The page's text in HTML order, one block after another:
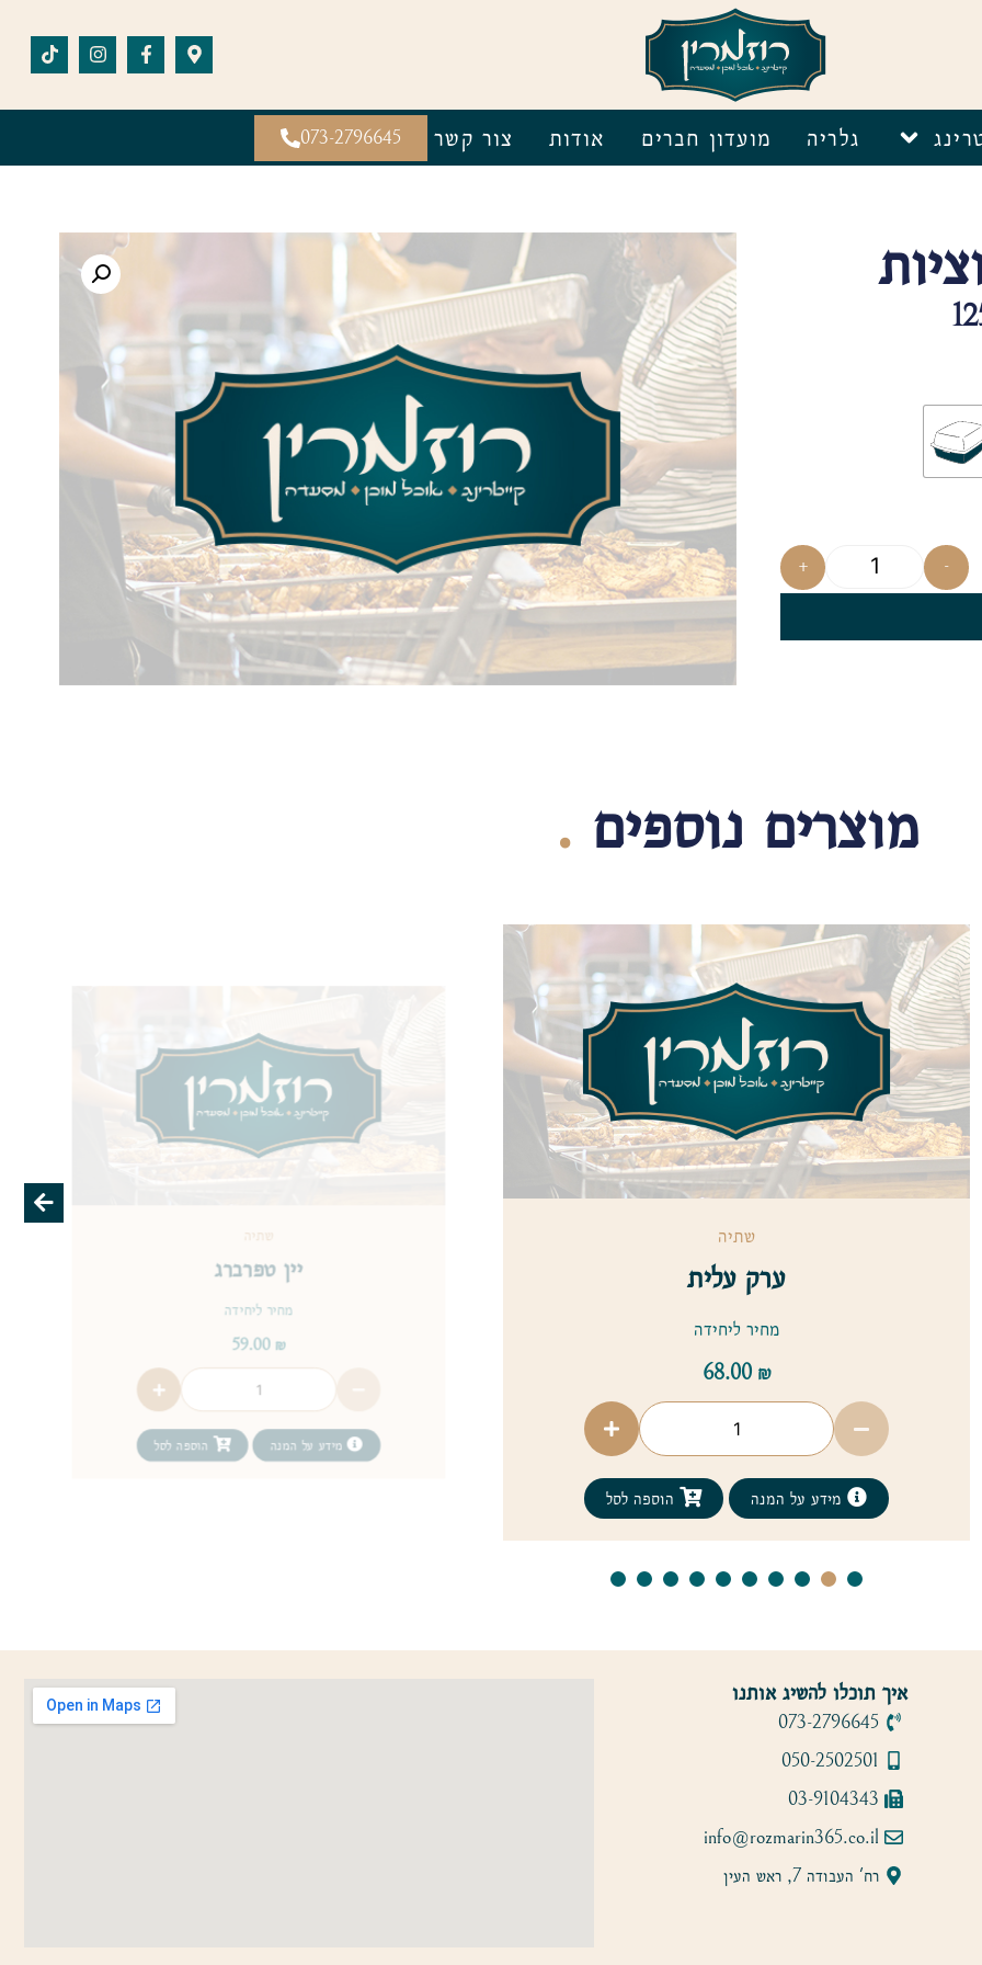
גלריה מועדון חברים אודות צור קשר 073-2796645
-
+
מוצרים נוספים .
שתיה
ערק עלית
מחיר ליחידה
68.00 ₪
מידע על המנה הוספה לסל
שתיה
יין טפרברג
מחיר ליחידה
59.00 ₪
מידע על המנה הוספה לסל
איך תוכלו להשיג אותנו
073-2796645
050-2502501
03-9104343
info@rozmarin365.co.il
רח' העבודה 7, ראש העין